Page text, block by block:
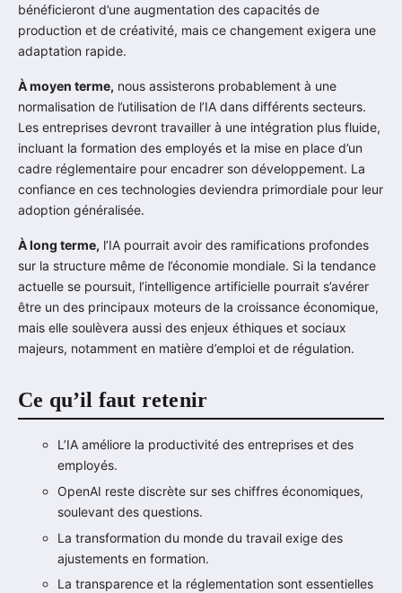
bénéficieront d’une augmentation des capacités de
production et de créativité, mais ce changement exigera une
adaptation rapide.
À moyen terme, nous assisterons probablement à une
normalisation de l’utilisation de l’IA dans différents secteurs.
Les entreprises devront travailler à une intégration plus fluide,
incluant la formation des employés et la mise en place d’un
cadre réglementaire pour encadrer son développement. La
confiance en ces technologies deviendra primordiale pour leur
adoption généralisée.
À long terme, l’IA pourrait avoir des ramifications profondes
sur la structure même de l’économie mondiale. Si la tendance
actuelle se poursuit, l’intelligence artificielle pourrait s’avérer
être un des principaux moteurs de la croissance économique,
mais elle soulèvera aussi des enjeux éthiques et sociaux
majeurs, notamment en matière d’emploi et de régulation.
Ce qu’il faut retenir
L’IA améliore la productivité des entreprises et des
employés.
OpenAI reste discrète sur ses chiffres économiques,
soulevant des questions.
La transformation du monde du travail exige des
ajustements en formation.
La transparence et la réglementation sont essentielles